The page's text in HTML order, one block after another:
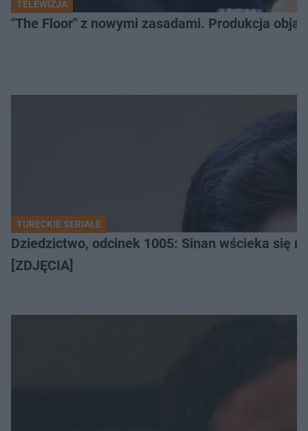
TELEWIZJA
"The Floor" z nowymi zasadami. Produkcja
TURECKIE SERIALE
Dziedzictwo, odcinek 1005: Sinan wścieka się
[ZDJĘCIA]